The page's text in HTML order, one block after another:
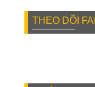
THEO DÕI